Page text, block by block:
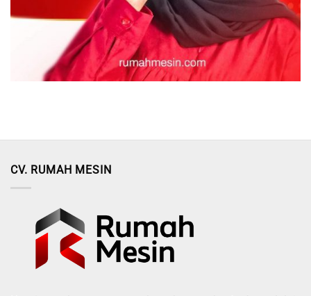
CV. RUMAH MESIN